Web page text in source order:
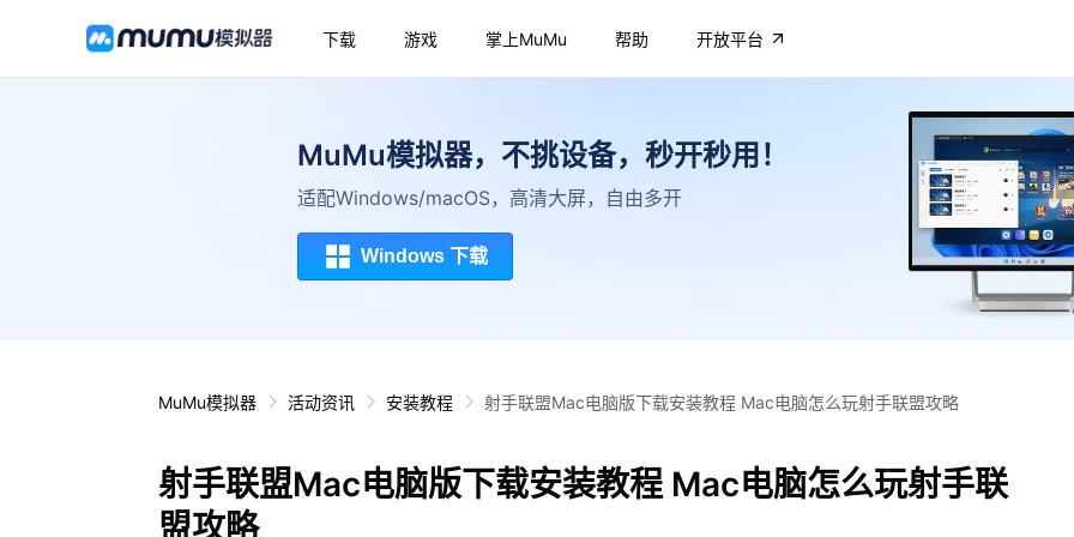
下载 游戏 掌上MuMu 帮助 开放平台
MuMu模拟器，不挑设备，秒开秒用！
适配Windows/macOS，高清大屏，自由多开
Windows 下载
MuMu模拟器 活动资讯 安装教程 射手联盟Mac电脑版下载安装教程 Mac电脑怎么玩射手联盟攻略
射手联盟Mac电脑版下载安装教程 Mac电脑怎么玩射手联
盟攻略